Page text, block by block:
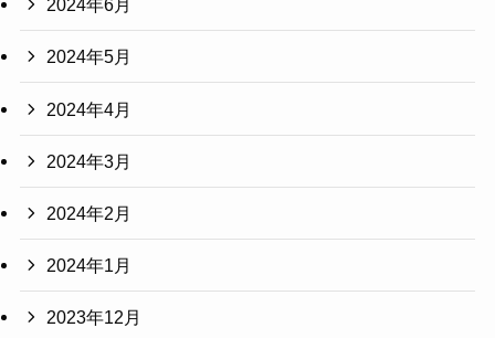
2024年6月
2024年5月
2024年4月
2024年3月
2024年2月
2024年1月
2023年12月